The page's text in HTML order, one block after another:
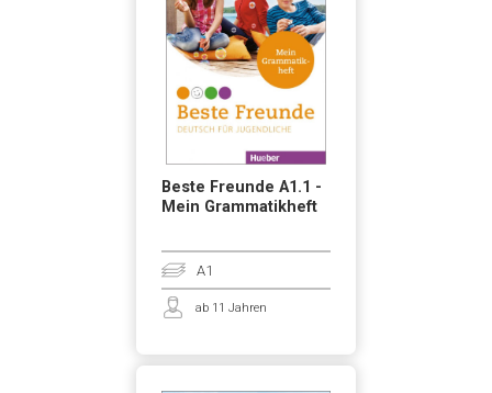
Beste Freunde A1.1 -
Mein Grammatikheft
A1
ab 11 Jahren